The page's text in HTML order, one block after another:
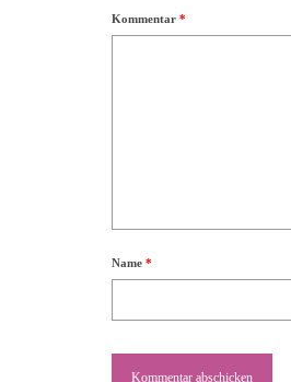
Kommentar *
Name *